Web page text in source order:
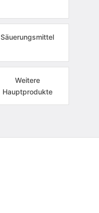
Säuerungsmittel
Weitere
Hauptprodukte